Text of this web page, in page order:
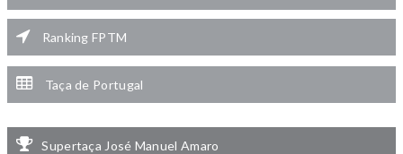
Ranking FPTM
Taça de Portugal
Supertaça José Manuel Amaro